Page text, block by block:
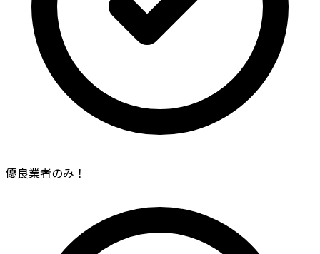
優良業者のみ！